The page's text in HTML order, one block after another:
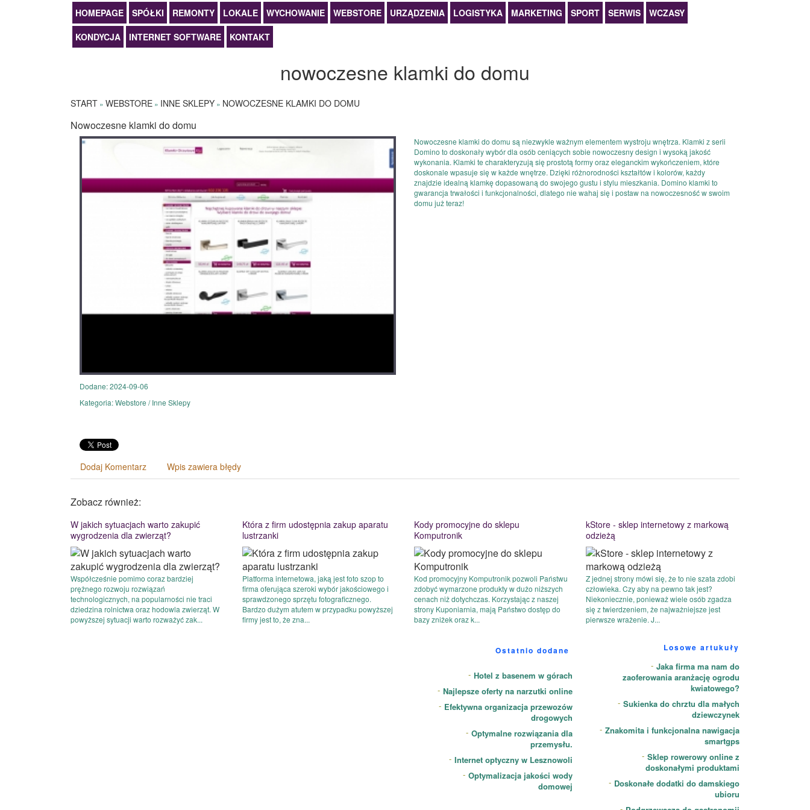
HOMEPAGE SPÓŁKI REMONTY LOKALE WYCHOWANIE WEBSTORE URZĄDZENIA LOGISTYKA MARKETING SPORT SERWIS
WCZASY
KONDYCJA
INTERNET SOFTWARE KONTAKT
nowoczesne klamki do domu
START » WEBSTORE » INNE SKLEPY » NOWOCZESNE KLAMKI DO DOMU
Nowoczesne klamki do domu
Nowoczesne klamki do domu są niezwykle ważnym elementem wystroju wnętrza. Klamki z serii
Domino to doskonały wybór dla osób ceniących sobie nowoczesny design i wysoką jakość
wykonania. Klamki te charakteryzują się prostotą formy oraz eleganckim wykończeniem, które
doskonale wpasuje się w każde wnętrze. Dzięki różnorodności kształtów i kolorów, każdy
znajdzie idealną klamkę dopasowaną do swojego gustu i stylu mieszkania. Domino klamki to
gwarancja trwałości i funkcjonalności, dlatego nie wahaj się i postaw na nowoczesność w swoim
domu już teraz!
Dodane: 2024-09-06
Kategoria: Webstore / Inne Sklepy
Dodaj Komentarz Wpis zawiera błędy
Zobacz również:
W jakich sytuacjach warto zakupić
wygrodzenia dla zwierząt?
Współcześnie pomimo coraz bardziej
prężnego rozwoju rozwiązań
technologicznych, na popularności nie traci
dziedzina rolnictwa oraz hodowla zwierząt. W
powyższej sytuacji warto rozważyć zak...
Która z firm udostępnia zakup aparatu
lustrzanki
Platforma internetowa, jaką jest foto szop to
firma oferująca szeroki wybór jakościowego i
sprawdzonego sprzętu fotograficznego.
Bardzo dużym atutem w przypadku powyższej
firmy jest to, że zna...
Kody promocyjne do sklepu
Komputronik
Kod promocyjny Komputronik pozwoli Państwu
zdobyć wymarzone produkty w dużo niższych
cenach niż dotychczas. Korzystając z naszej
strony Kuponiarnia, mają Państwo dostęp do
bazy zniżek oraz k...
kStore - sklep internetowy z markową
odzieżą
Z jednej strony mówi się, że to nie szata zdobi
człowieka. Czy aby na pewno tak jest?
Niekoniecznie, ponieważ wiele osób zgadza
się z twierdzeniem, że najważniejsze jest
pierwsze wrażenie. J...
Ostatnio dodane
Hotel z basenem w górach
Najlepsze oferty na narzutki online
Efektywna organizacja przewozów
drogowych
Optymalne rozwiązania dla
przemysłu.
Internet optyczny w Lesznowoli
Optymalizacja jakości wody
domowej
Losowe artukuły
Jaka firma ma nam do
zaoferowania aranżację ogrodu
kwiatowego?
Sukienka do chrztu dla małych
dziewczynek
Znakomita i funkcjonalna nawigacja
smartgps
Sklep rowerowy online z
doskonałymi produktami
Doskonałe dodatki do damskiego
ubioru